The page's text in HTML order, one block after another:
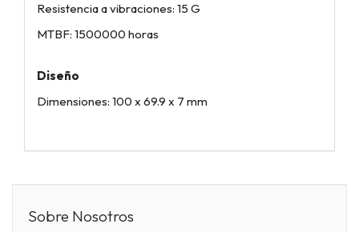
Resistencia a vibraciones: 15 G
MTBF: 1500000 horas
Diseño
Dimensiones: 100 x 69.9 x 7 mm
Sobre Nosotros